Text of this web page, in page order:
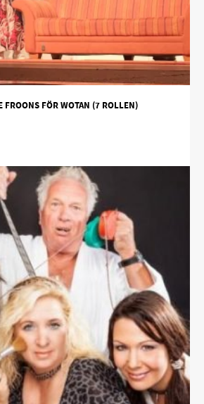
FROONS FÖR WOTAN (7 ROLLEN)